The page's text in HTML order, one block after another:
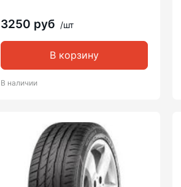
3250 руб /шт
В корзину
В наличии